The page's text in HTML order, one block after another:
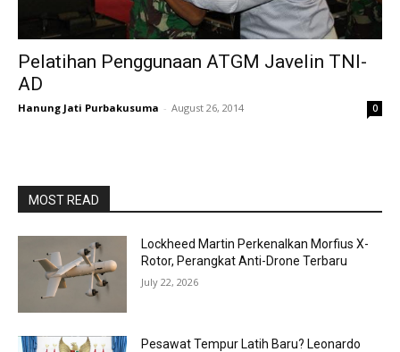
Pelatihan Penggunaan ATGM Javelin TNI-
AD
Hanung Jati Purbakusuma - August 26, 2014 0
MOST READ
Lockheed Martin Perkenalkan Morfius X-
Rotor, Perangkat Anti-Drone Terbaru
July 22, 2026
Pesawat Tempur Latih Baru? Leonardo